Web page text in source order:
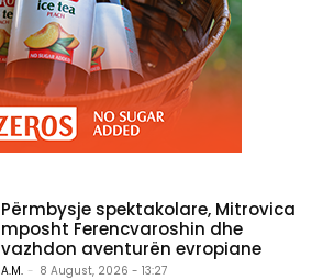
Përmbysje spektakolare, Mitrovica
mposht Ferencvaroshin dhe
vazhdon aventurën evropiane
A.M. - 8 August, 2026 - 13:27